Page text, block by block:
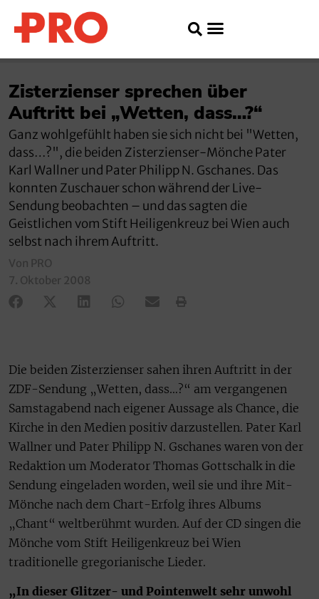
Zisterzienser sprechen über
Auftritt bei „Wetten, dass…?“
Ganz wohlgefühlt haben sie sich nicht bei "Wetten,
dass…?", die beiden Zisterzienser-Mönche Pater
Karl Wallner und Pater Philipp N. Gschanes. Das
konnten Zuschauer schon während der Live-
Sendung beobachten – und das sagten die
Geistlichen vom Stift Heiligenkreuz bei Wien auch
selbst nach ihrem Auftritt.
Von PRO
7. Oktober 2008
Die beiden Zisterzienser sahen ihren Auftritt in der
ZDF-Sendung „Wetten, dass…?“ am vergangenen
Samstagabend nach eigener Aussage als Chance, die
Kirche in den Medien positiv darzustellen. Pater Karl
Wallner und Pater Philipp N. Gschanes waren von der
Redaktion um Moderator Thomas Gottschalk in die
Sendung eingeladen worden, weil sie und ihre Mit-
Mönche nach dem Chart-Erfolg ihres Albums
„Chant“ weltberühmt wurden. Auf der CD singen die
Mönche vom Stift Heiligenkreuz bei Wien
traditionelle gregorianische Lieder.
„In dieser Glitzer- und Pointenwelt sehr unwohl